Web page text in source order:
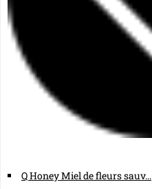
Q Honey Miel de fleurs sauv...